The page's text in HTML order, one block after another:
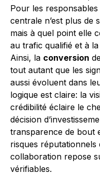
Pour les
centrale n’est plus de
mais à quel point elle
au trafic qualifié et à
Ainsi, la conversion
tout autant que les
aussi évoluent dans
logique est claire: la
crédibilité éclaire le
décision
transparence de bout
risques
collaboration repose
vérifiables.